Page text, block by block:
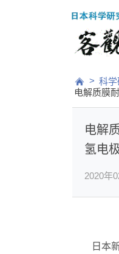
> 科学
电解质膜
电解
氢电
2020年
日本